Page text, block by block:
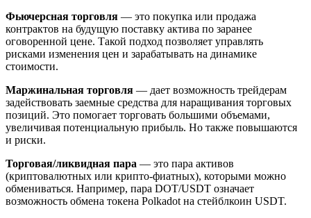
Фьючерсная торговля — это покупка или продажа
контрактов на будущую поставку актива по заранее
оговоренной цене. Такой подход позволяет управлять
рисками изменения цен и зарабатывать на динамике
стоимости.
Маржинальная торговля — дает возможность трейдерам
задействовать заемные средства для наращивания торговых
позиций. Это помогает торговать большими объемами,
увеличивая потенциальную прибыль. Но также повышаются
и риски.
Торговая/ликвидная пара — это пара активов
(криптовалютных или крипто-фиатных), которыми можно
обмениваться. Например, пара DOT/USDT означает
возможность обмена токена Polkadot на стейблкоин USDT.